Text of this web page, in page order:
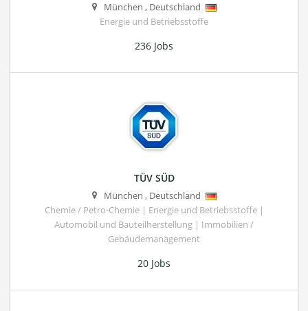
München , Deutschland
Energie und Betriebsstoffe
236 Jobs
TÜV SÜD
München , Deutschland
Chemie / Petro-Chemie | Energie und Betriebsstoffe |
Automobil und Bauteilherstellung | Immobilien /
Gebäudemanagement
20 Jobs